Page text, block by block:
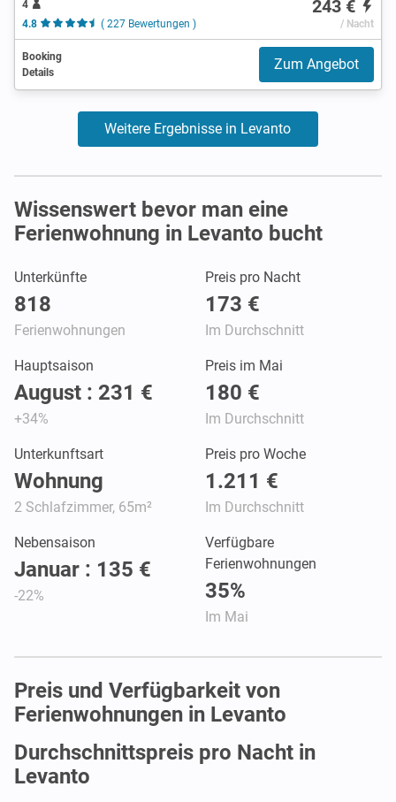
4
4.8
( 227 Bewertungen )
243 €
/ Nacht
Booking
Details
Zum Angebot
Weitere Ergebnisse in Levanto
Wissenswert bevor man eine
Ferienwohnung in Levanto bucht
Unterkünfte
818
Ferienwohnungen
Preis pro Nacht
173 €
Im Durchschnitt
Hauptsaison
August : 231 €
+34%
Preis im Mai
180 €
Im Durchschnitt
Unterkunftsart
Wohnung
2 Schlafzimmer, 65m²
Preis pro Woche
1.211 €
Im Durchschnitt
Nebensaison
Januar : 135 €
-22%
Verfügbare
Ferienwohnungen
35%
Im Mai
Preis und Verfügbarkeit von
Ferienwohnungen in Levanto
Durchschnittspreis pro Nacht in
Levanto